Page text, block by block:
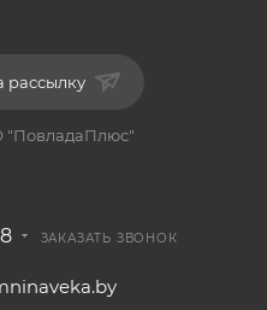
рассылку
"ПовладаПлюс"
ЗАКАЗАТЬ ЗВОНОК